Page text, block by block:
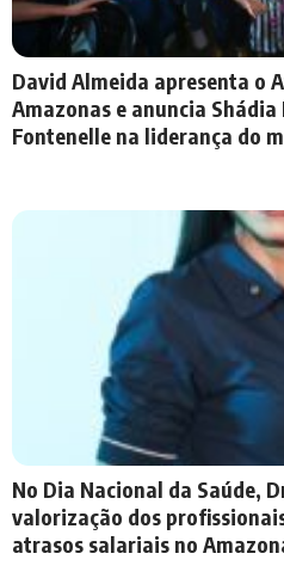
David Almeida apresenta o
Amazonas e anuncia
Fontenelle na liderança do
No Dia Nacional da Saúde,
valorização dos
atrasos salariais no